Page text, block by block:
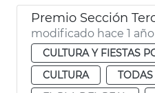
Premio Sección
modificado hace 1 año
CULTURA Y FIESTAS
CULTURA